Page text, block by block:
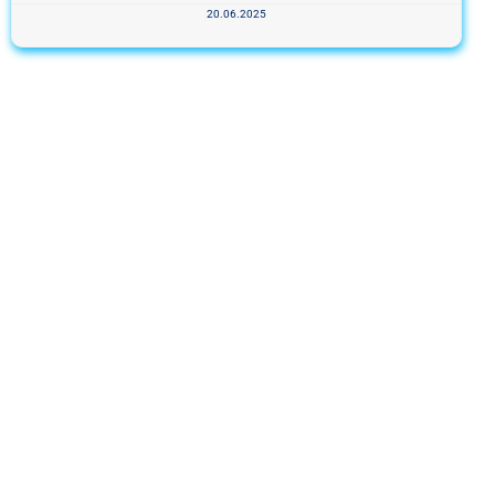
20.06.2025